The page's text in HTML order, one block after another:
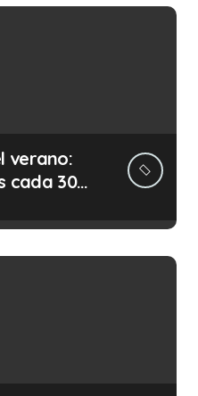
verano:
cada 30
costar